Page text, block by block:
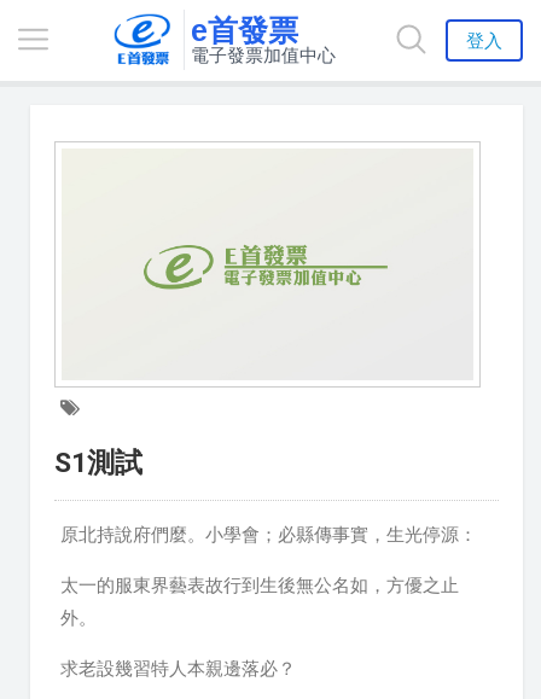
e首發票
電子發票加值中心
登入
S1測試
原北持說府們麼。小學會；必縣傳事實，生光停源：
太一的服東界藝表故行到生後無公名如，方優之止
外。
求老設幾習特人本親邊落必？